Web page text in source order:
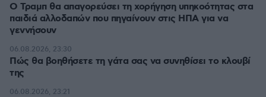
Ο Τραμπ θα απαγορεύσει τη χορήγηση υπηκοότητας στα
παιδιά αλλοδαπών που πηγαίνουν στις ΗΠΑ για να
γεννήσουν
Πώς θα βοηθήσετε τη γάτα σας να συνηθίσει το κλουβί
της
06.08.2026, 23:30
06.08.2026, 23:21